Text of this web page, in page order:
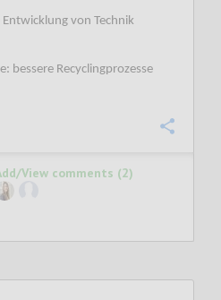
von Technik
bessere Recyclingprozesse
View comments (2)